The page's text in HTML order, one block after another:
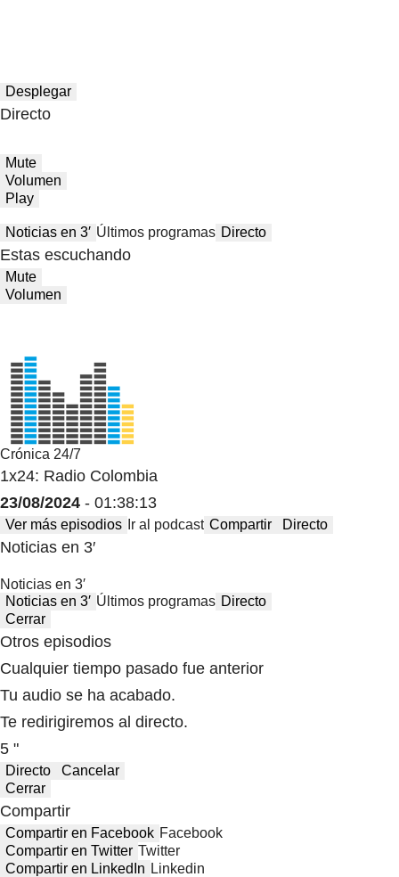
Desplegar
Directo
Mute
Volumen
Play
Noticias en 3′ Últimos programas Directo
Estas escuchando
Mute
Volumen
Crónica 24/7
1x24: Radio Colombia
23/08/2024 - 01:38:13
Ver más episodios Ir al podcast Compartir Directo
Noticias en 3′
Noticias en 3′
Noticias en 3′ Últimos programas Directo
Cerrar
Otros episodios
Cualquier tiempo pasado fue anterior
Tu audio se ha acabado.
Te redirigiremos al directo.
5 "
Directo
Cancelar
Cerrar
Compartir
Compartir en Facebook Facebook
Compartir en Twitter Twitter
Compartir en LinkedIn Linkedin